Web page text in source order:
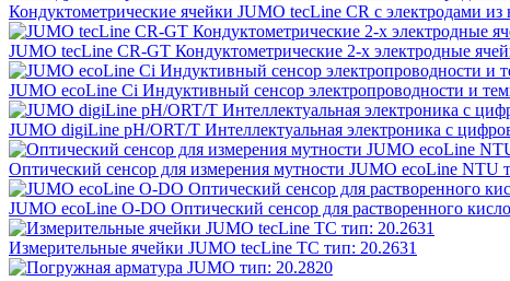
Кондуктометрические ячейки JUMO tecLine CR с электродами
JUMO tecLine CR-GT Кондуктометрические 2-х электродные
JUMO ecoLine Ci Индуктивный сенсор электропроводности и
JUMO digiLine pH/ORT/T Интеллектуальная электроника с
Оптический сенсор для измерения мутности JUMO ecoLine NTU
JUMO ecoLine O-DO Оптический сенсор для растворенного
Измерительные ячейки JUMO tecLine TC тип: 20.2631